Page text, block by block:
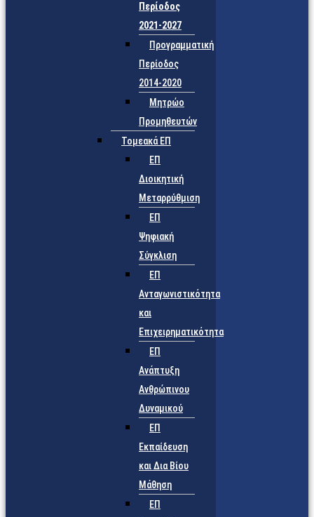
Περίοδος
2021-2027
Προγραμματική
Περίοδος
2014-2020
Μητρώο
Προμηθευτών
Τομεακά ΕΠ
ΕΠ
Διοικητική
Μεταρρύθμιση
ΕΠ
Ψηφιακή
Σύγκλιση
ΕΠ
Ανταγωνιστικότητα
και
Επιχειρηματικότητα
ΕΠ
Ανάπτυξη
Ανθρώπινου
Δυναμικού
ΕΠ
Εκπαίδευση
και Δια Βίου
Μάθηση
ΕΠ